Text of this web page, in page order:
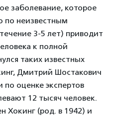
заболевание, которое
по неизвестным
3-5 лет) приводит
к полной
таких известных
Дмитрий Шостакович
оценке экспертов
12 тысяч человек.
Хокинг (род. в 1942) и